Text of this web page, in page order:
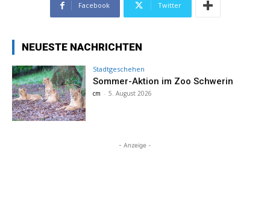
Facebook Twitter
NEUESTE NACHRICHTEN
Stadtgeschehen
Sommer-Aktion im Zoo Schwerin
cm - 5. August 2026
- Anzeige -